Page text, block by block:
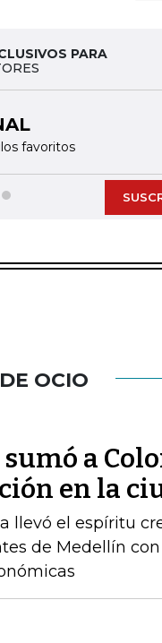
PARA
favoritos
OCIO
sumó a
en la
llevó el espíritu
de Medellín